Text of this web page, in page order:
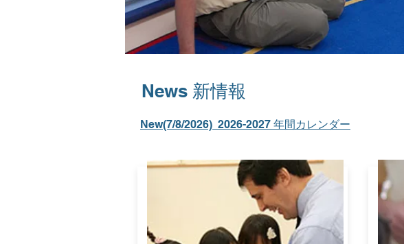
News (新情報）​
​News 新情報
New(7/8/2026) 2026-2027 年間カレンダー